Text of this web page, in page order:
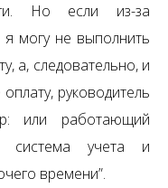
Но если из-за
я могу не выполнить
а, следовательно, и
руководитель
или работающий
система учета и
времени”.